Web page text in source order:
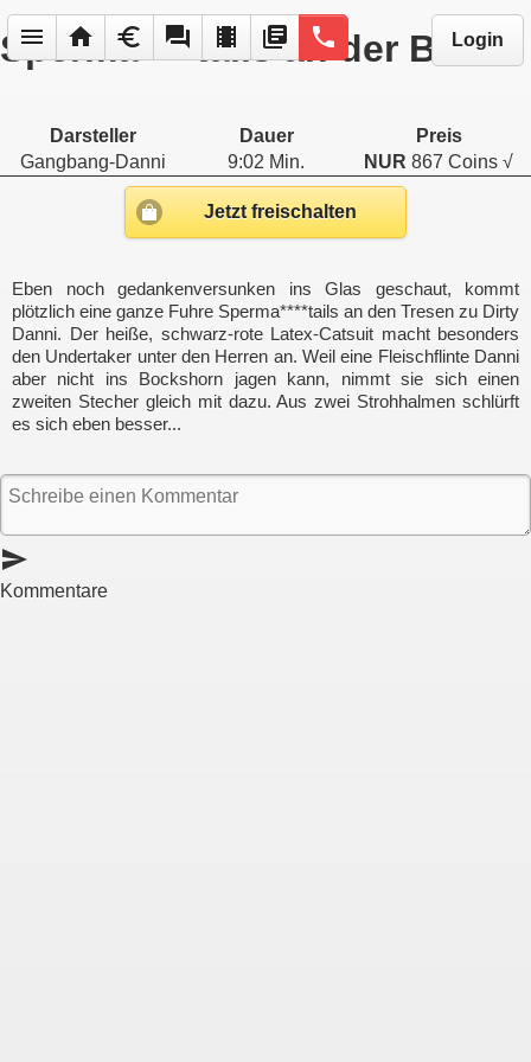
menu home euro forum local_movies library_books phone Login
Sperma****tails an der Bar
Darsteller Dauer
Preis
Gangbang-Danni
9:02 Min. NUR 867 Coins √
Jetzt freischalten
Eben noch gedankenversunken ins Glas geschaut, kommt
plötzlich eine ganze Fuhre Sperma****tails an den Tresen zu Dirty
Danni. Der heiße, schwarz-rote Latex-Catsuit macht besonders
den Undertaker unter den Herren an. Weil eine Fleischflinte Danni
aber nicht ins Bockshorn jagen kann, nimmt sie sich einen
zweiten Stecher gleich mit dazu. Aus zwei Strohhalmen schlürft
es sich eben besser...
send
Kommentare